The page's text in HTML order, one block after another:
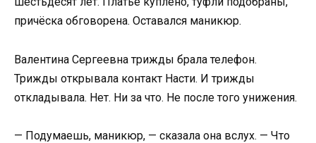
причёска обговорена. Оставался маникюр.
Валентина Сергеевна трижды брала телефон.
Трижды открывала контакт Насти. И трижды
откладывала. Нет. Ни за что. Не после того унижения.
— Подумаешь, маникюр, — сказала она вслух. — Что